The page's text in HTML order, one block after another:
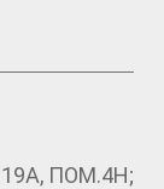
ПОМ.4Н;